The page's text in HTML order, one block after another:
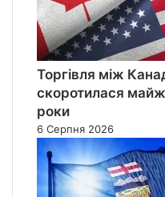
Торгівля між
скоротилася
роки
6 Серпня 2026